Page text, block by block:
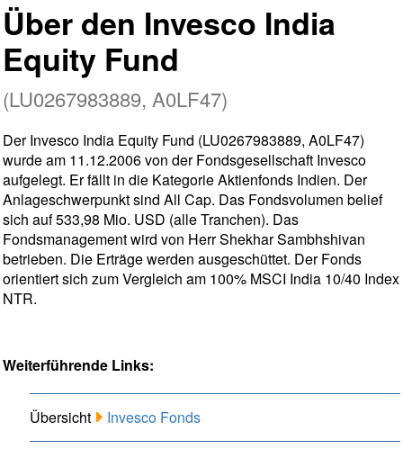
Über den Invesco India
Equity Fund
(LU0267983889, A0LF47)
Der Invesco India Equity Fund (LU0267983889, A0LF47)
wurde am 11.12.2006 von der Fondsgesellschaft Invesco
aufgelegt. Er fällt in die Kategorie Aktienfonds Indien. Der
Anlageschwerpunkt sind All Cap. Das Fondsvolumen belief
sich auf 533,98 Mio. USD (alle Tranchen). Das
Fondsmanagement wird von Herr Shekhar Sambhshivan
betrieben. Die Erträge werden ausgeschüttet. Der Fonds
orientiert sich zum Vergleich am 100% MSCI India 10/40 Index
NTR.
Weiterführende Links:
Übersicht Invesco Fonds